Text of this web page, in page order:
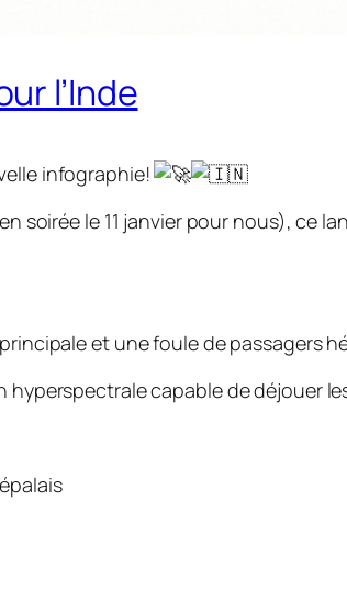
l’Inde
infographie!
soirée le 11 janvier pour nous), ce
et une foule de passagers
hyperspectrale capable de déjouer